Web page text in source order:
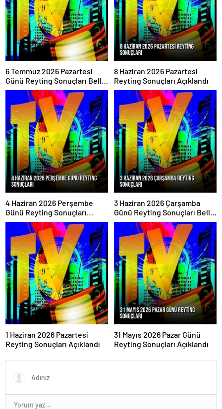
6 Temmuz 2026 Pazartesi
Günü Reyting Sonuçları Belli
Oldu
8 Haziran 2026 Pazartesi
Reyting Sonuçları Açıklandı
4 Haziran 2026 Perşembe
Günü Reyting Sonuçları
Açıklandı
3 Haziran 2026 Çarşamba
Günü Reyting Sonuçları Belli
Oldu
1 Haziran 2026 Pazartesi
Reyting Sonuçları Açıklandı
31 Mayıs 2026 Pazar Günü
Reyting Sonuçları Açıklandı